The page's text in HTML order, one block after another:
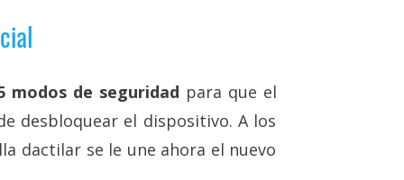
modos de seguridad para que el
desbloquear el dispositivo. A los
dactilar se le une ahora el nuevo